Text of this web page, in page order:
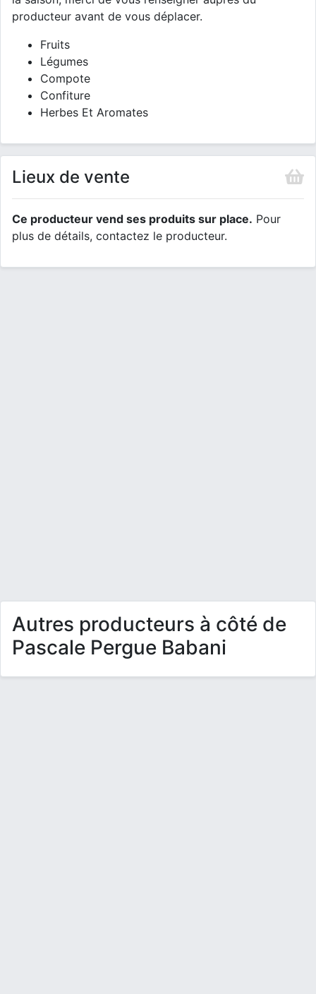
producteur avant de vous déplacer.
Fruits
Légumes
Compote
Confiture
Herbes Et Aromates
Lieux de vente
Ce producteur vend ses produits sur place. Pour
plus de détails, contactez le producteur.
Autres producteurs à côté de
Pascale Pergue Babani